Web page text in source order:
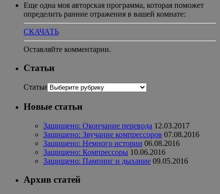
Еще одна моя авторская программа, которая поможет
определить ранние отражения в вашей комнате:
СКАЧАТЬ
Оставляйте комментарии.
Статьи
Статьи
Новые статьи
Защищено: Окончание перевода 12.03.2017
Защищено: Звучание компрессоров 07.08.2016
Защищено: Немного истории 06.08.2016
Защищено: Компрессоры 10.06.2016
Защищено: Пампинг и дыхание 09.05.2016
Архив статей